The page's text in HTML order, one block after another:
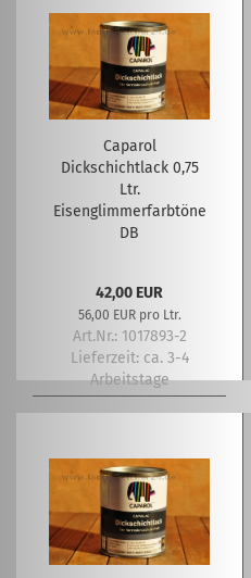
Caparol
Dickschichtlack 0,75
Ltr.
Eisenglimmerfarbtöne
DB
42,00 EUR
56,00 EUR pro Ltr.
Art.Nr.: 1017893-2
Lieferzeit: ca. 3-4
Arbeitstage